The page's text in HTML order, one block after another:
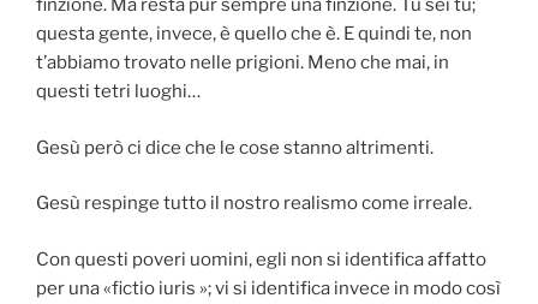
finzione. Ma resta pur sempre una finzione. Tu sei tu;
questa gente, invece, è quello che è. E quindi te, non
t’abbiamo trovato nelle prigioni. Meno che mai, in
questi tetri luoghi…
Gesù però ci dice che le cose stanno altrimenti.
Gesù respinge tutto il nostro realismo come irreale.
Con questi poveri uomini, egli non si identifica affatto
per una «fictio iuris »; vi si identifica invece in modo così